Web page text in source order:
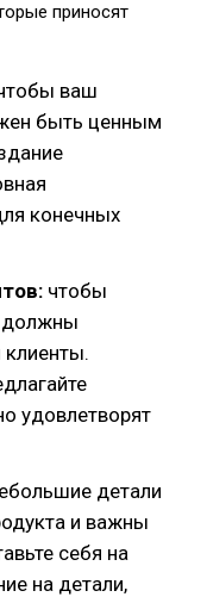
приносят
ваш
быть ценным
конечных
чтобы
должны
удовлетворят
детали
и важны
себя на
на детали,